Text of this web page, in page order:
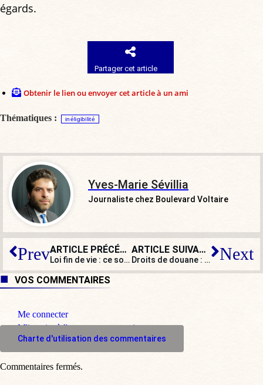
égards.
Partager cet article
Obtenir le lien ou envoyer cet article à un ami
Thématiques : inéligibilité
Yves-Marie Sévillia
Journaliste chez Boulevard Voltaire
Prev ARTICLE PRÉCÉDENT
Loi fin de vie : ce sont les Belges qui en parlent le mieux…
ARTICLE SUIVANT
Droits de douane : Marc Fiorentino dénonce un « Next
VOS COMMENTAIRES
Me connecter
M'inscrire à l'espace commentaire
Charte d'utilisation des commentaires
Commentaires fermés.